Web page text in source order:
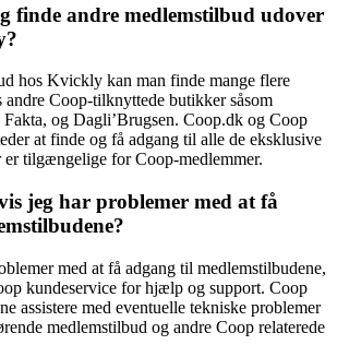
finde andre medlemstilbud udover
hos Kvickly kan man finde mange flere
andre Coop-tilknyttede butikker såsom
og Dagli’Brugsen. Coop.dk og Coop
at finde og få adgang til alle de eksklusive
tilgængelige for Coop-medlemmer.
jeg har problemer med at få
med at få adgang til medlemstilbudene,
kundeservice for hjælp og support. Coop
assistere med eventuelle tekniske problemer
medlemstilbud og andre Coop relaterede